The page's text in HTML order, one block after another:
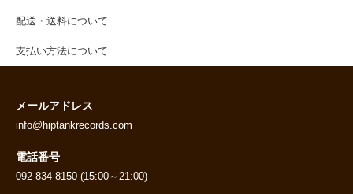
配送・送料について
支払い方法について
メールアドレス
info@hiptankrecords.com
電話番号
092-834-8150 (15:00～21:00)